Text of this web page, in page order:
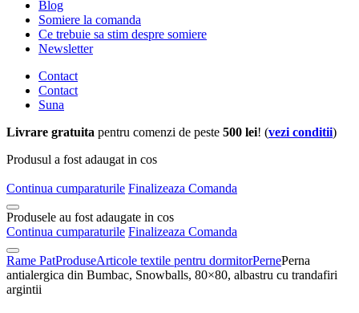
Blog
Somiere la comanda
Ce trebuie sa stim despre somiere
Newsletter
Contact
Contact
Suna
Livrare gratuita pentru comenzi de peste 500 lei! (vezi conditii)
Produsul a fost adaugat in cos
Continua cumparaturile Finalizeaza Comanda
Produsele au fost adaugate in cos
Continua cumparaturile Finalizeaza Comanda
Rame PatProduseArticole textile pentru dormitorPernePerna
antialergica din Bumbac, Snowballs, 80×80, albastru cu trandafiri
argintii